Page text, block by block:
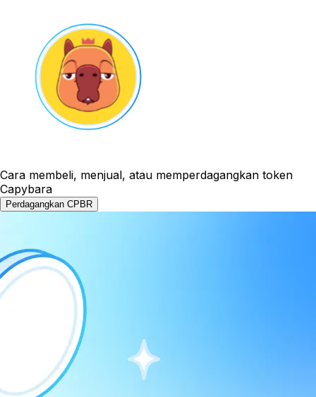
Cara membeli, menjual, atau memperdagangkan token
Capybara
Perdagangkan CPBR